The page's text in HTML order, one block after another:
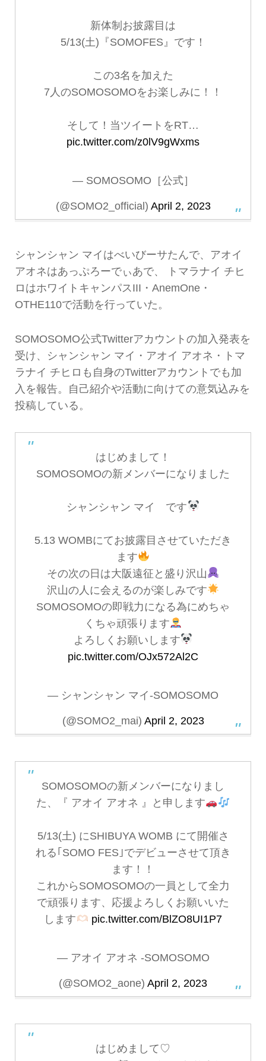
新体制お披露目は
5/13(土)『SOMOFES』です！
この3名を加えた
7人のSOMOSOMOをお楽しみに！！
そして！当ツイートをRT…
pic.twitter.com/z0lV9gWxms
— SOMOSOMO［公式］
(@SOMO2_official) April 2, 2023
シャンシャン マイはべいびーサたんで、アオイ
アオネはあっぷろーでぃあで、 トマラナイ チヒ
ロはホワイトキャンパスIII・AnemOne・
OTHE110で活動を行っていた。
SOMOSOMO公式Twitterアカウントの加入発表を
受け、シャンシャン マイ・アオイ アオネ・トマ
ラナイ チヒロも自身のTwitterアカウントでも加
入を報告。自己紹介や活動に向けての意気込みを
投稿している。
はじめまして！
SOMOSOMOの新メンバーになりました
シャンシャン マイ です
5.13 WOMBにてお披露目させていただき
ます
その次の日は大阪遠征と盛り沢山
沢山の人に会えるのが楽しみです
SOMOSOMOの即戦力になる為にめちゃ
くちゃ頑張ります
よろしくお願いします
pic.twitter.com/OJx572Al2C
— シャンシャン マイ-SOMOSOMO
(@SOMO2_mai) April 2, 2023
SOMOSOMOの新メンバーになりまし
た、『 アオイ アオネ 』と申します
5/13(土) にSHIBUYA WOMB にて開催さ
れる｢SOMO FES｣でデビューさせて頂き
ます！！
これからSOMOSOMOの一員として全力
で頑張ります、応援よろしくお願いいた
します
pic.twitter.com/BlZO8UI1P7
— アオイ アオネ -SOMOSOMO
(@SOMO2_aone) April 2, 2023
はじめまして♡